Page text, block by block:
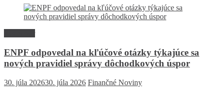
ENPF odpovedal na kľúčové otázky týkajúce sa
nových pravidiel správy dôchodkových úspor
30. júla 202630. júla 2026 Finančné Noviny